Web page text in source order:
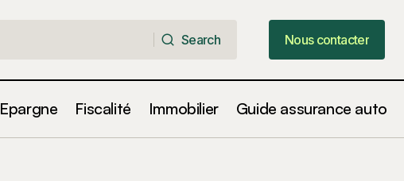
Search
Nous contacter
Nous contacter
Epargne Fiscalité Immobilier Guide assurance auto